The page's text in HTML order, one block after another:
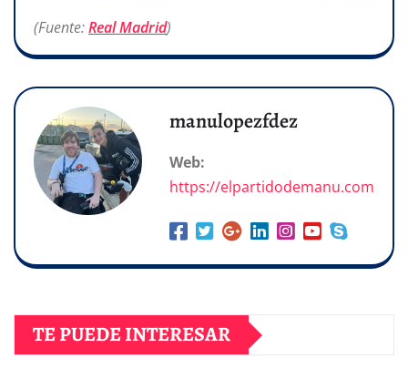
(Fuente:Real Madrid)
manulopezfdez
Web:
https://elpartidodemanu.com
TE PUEDE INTERESAR